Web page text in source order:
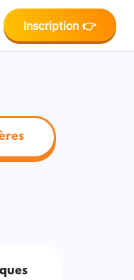
Inscription 👉